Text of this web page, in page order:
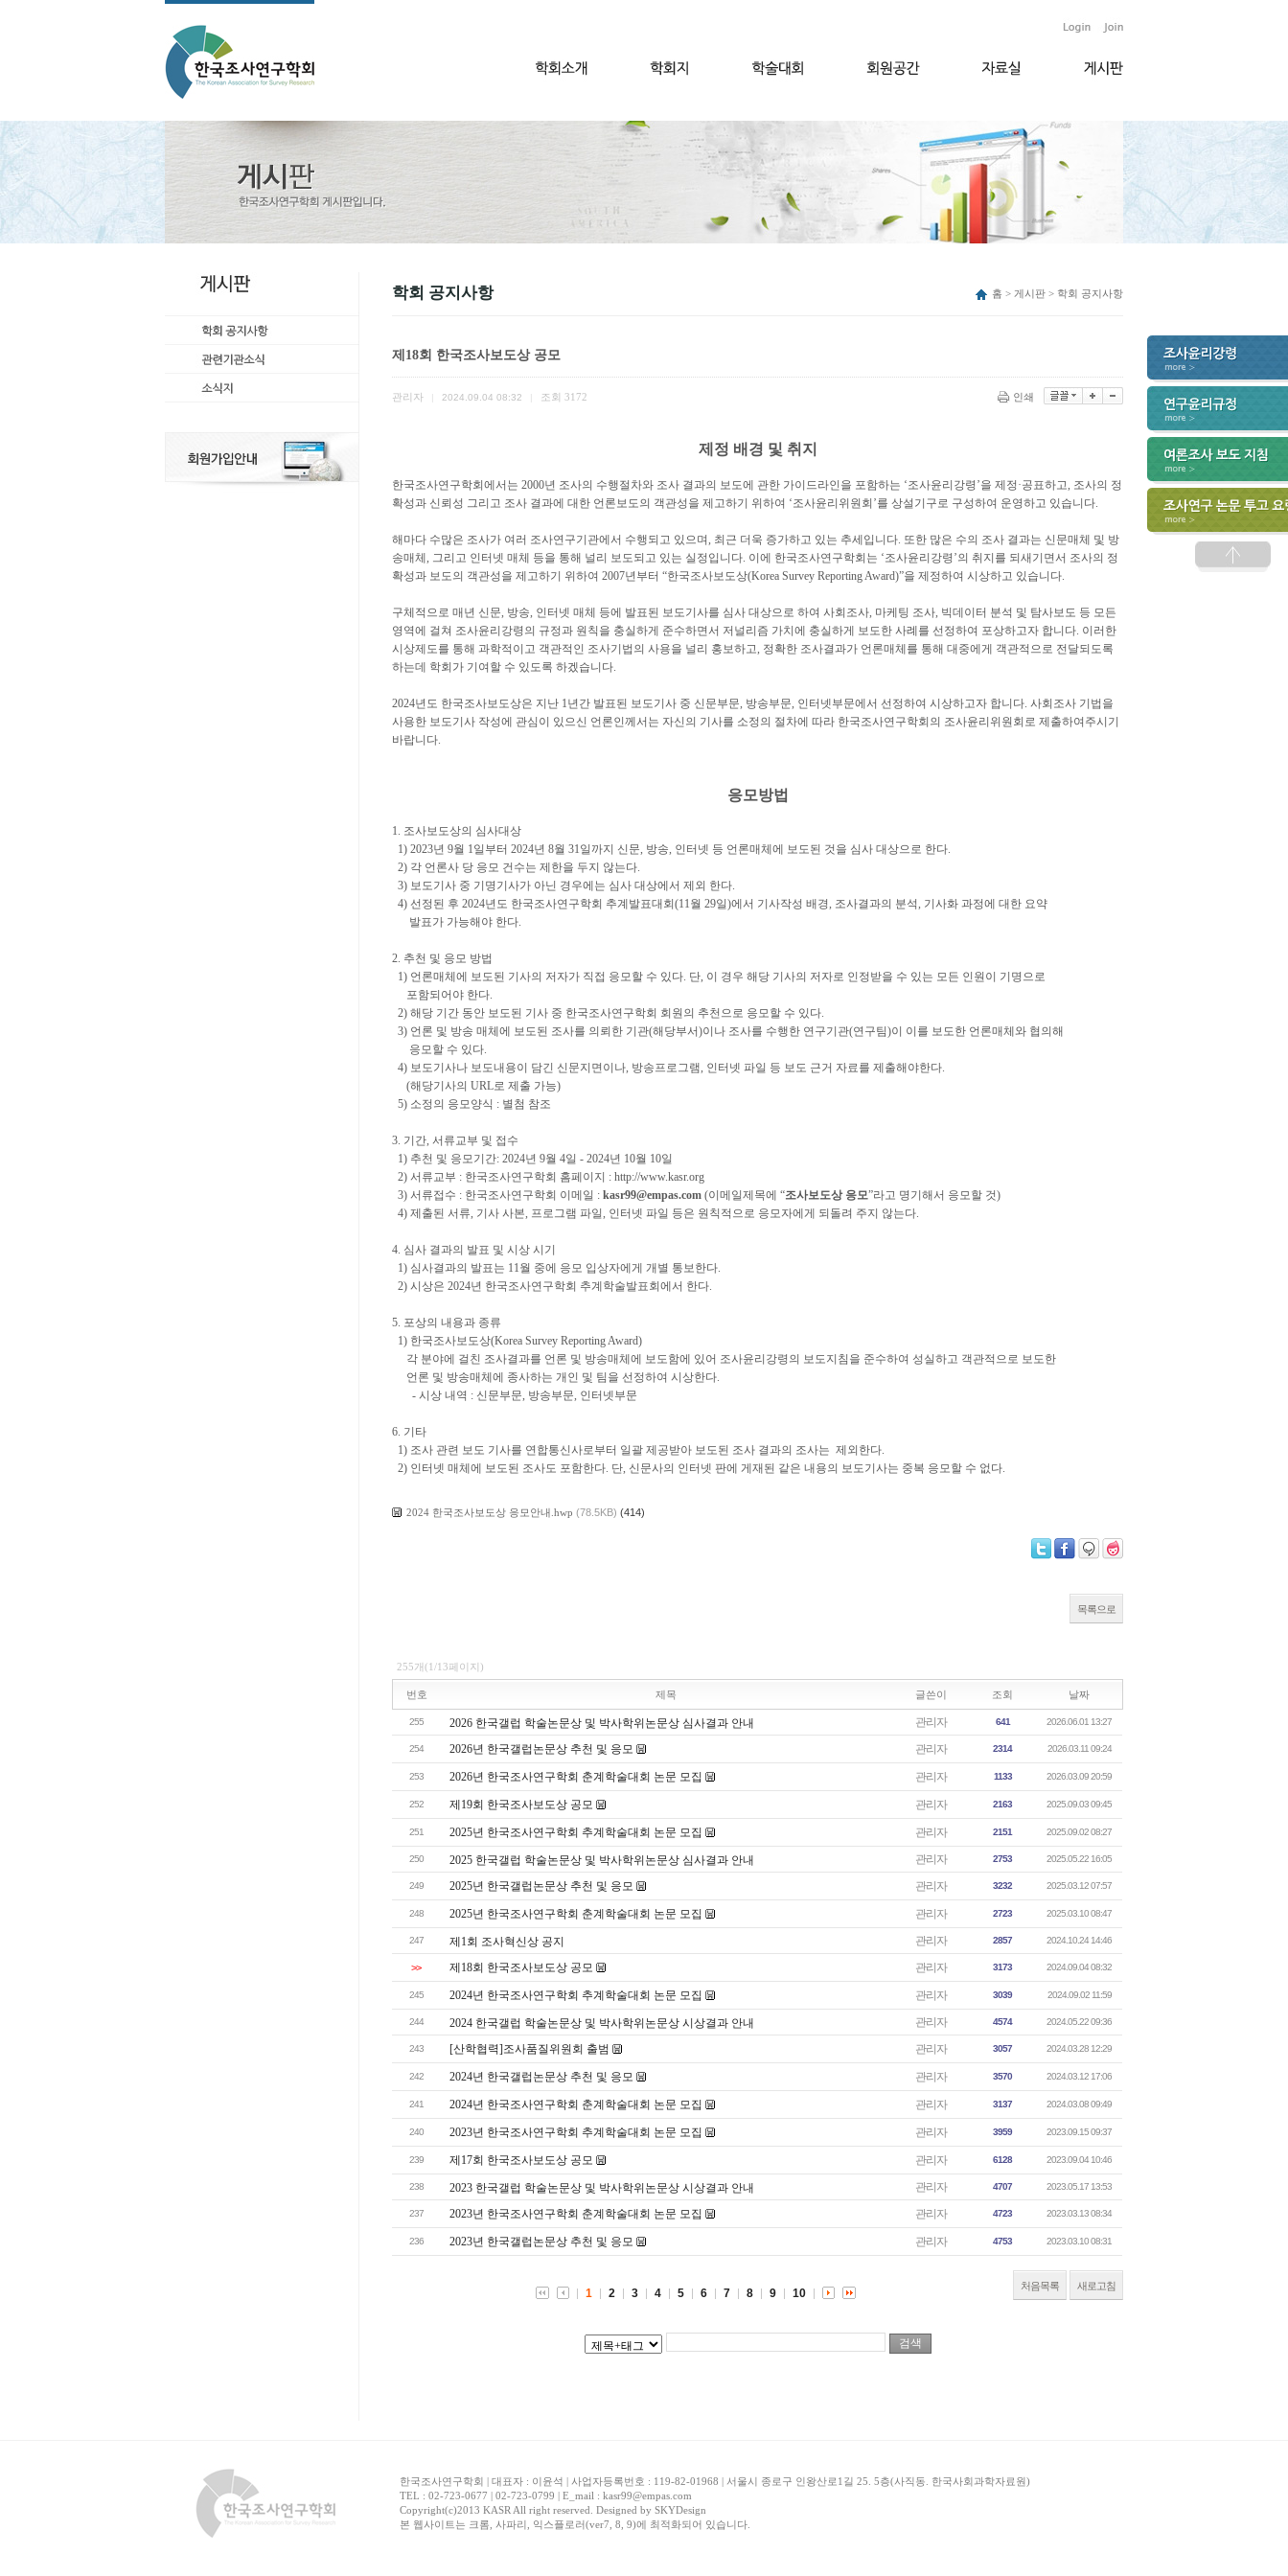
학회 공지사항 홈 > 게시판 > 학회 공지사항
제18회 한국조사보도상 공모
관리자 2024.09.04 08:32 조회 3172 인쇄
제정 배경 및 취지
한국조사연구학회에서는 2000년 조사의 수행절차와 조사 결과의 보도에 관한 가이드라인을 포함하는 ‘조사윤리강령’을 제정·공표하고, 조사의 정
확성과 신뢰성 그리고 조사 결과에 대한 언론보도의 객관성을 제고하기 위하여 ‘조사윤리위원회’를 상설기구로 구성하여 운영하고 있습니다.
해마다 수많은 조사가 여러 조사연구기관에서 수행되고 있으며, 최근 더욱 증가하고 있는 추세입니다. 또한 많은 수의 조사 결과는 신문매체 및 방
송매체, 그리고 인터넷 매체 등을 통해 널리 보도되고 있는 실정입니다. 이에 한국조사연구학회는 ‘조사윤리강령’의 취지를 되새기면서 조사의 정
확성과 보도의 객관성을 제고하기 위하여 2007년부터 “한국조사보도상(Korea Survey Reporting Award)”을 제정하여 시상하고 있습니다.
구체적으로 매년 신문, 방송, 인터넷 매체 등에 발표된 보도기사를 심사 대상으로 하여 사회조사, 마케팅 조사, 빅데이터 분석 및 탐사보도 등 모든
영역에 걸쳐 조사윤리강령의 규정과 원칙을 충실하게 준수하면서 저널리즘 가치에 충실하게 보도한 사례를 선정하여 포상하고자 합니다. 이러한
시상제도를 통해 과학적이고 객관적인 조사기법의 사용을 널리 홍보하고, 정확한 조사결과가 언론매체를 통해 대중에게 객관적으로 전달되도록
하는데 학회가 기여할 수 있도록 하겠습니다.
2024년도 한국조사보도상은 지난 1년간 발표된 보도기사 중 신문부문, 방송부문, 인터넷부문에서 선정하여 시상하고자 합니다. 사회조사 기법을
사용한 보도기사 작성에 관심이 있으신 언론인께서는 자신의 기사를 소정의 절차에 따라 한국조사연구학회의 조사윤리위원회로 제출하여주시기
바랍니다.
응모방법
1. 조사보도상의 심사대상
1) 2023년 9월 1일부터 2024년 8월 31일까지 신문, 방송, 인터넷 등 언론매체에 보도된 것을 심사 대상으로 한다.
2) 각 언론사 당 응모 건수는 제한을 두지 않는다.
3) 보도기사 중 기명기사가 아닌 경우에는 심사 대상에서 제외 한다.
4) 선정된 후 2024년도 한국조사연구학회 추계발표대회(11월 29일)에서 기사작성 배경, 조사결과의 분석, 기사화 과정에 대한 요약
발표가 가능해야 한다.
2. 추천 및 응모 방법
1) 언론매체에 보도된 기사의 저자가 직접 응모할 수 있다. 단, 이 경우 해당 기사의 저자로 인정받을 수 있는 모든 인원이 기명으로
포함되어야 한다.
2) 해당 기간 동안 보도된 기사 중 한국조사연구학회 회원의 추천으로 응모할 수 있다.
3) 언론 및 방송 매체에 보도된 조사를 의뢰한 기관(해당부서)이나 조사를 수행한 연구기관(연구팀)이 이를 보도한 언론매체와 협의해
응모할 수 있다.
4) 보도기사나 보도내용이 담긴 신문지면이나, 방송프로그램, 인터넷 파일 등 보도 근거 자료를 제출해야한다.
(해당기사의 URL로 제출 가능)
5) 소정의 응모양식 : 별첨 참조
3. 기간, 서류교부 및 접수
1) 추천 및 응모기간: 2024년 9월 4일 - 2024년 10월 10일
2) 서류교부 : 한국조사연구학회 홈페이지 : http://www.kasr.org
3) 서류접수 : 한국조사연구학회 이메일 : kasr99@empas.com (이메일제목에 “조사보도상 응모”라고 명기해서 응모할 것)
4) 제출된 서류, 기사 사본, 프로그램 파일, 인터넷 파일 등은 원칙적으로 응모자에게 되돌려 주지 않는다.
4. 심사 결과의 발표 및 시상 시기
1) 심사결과의 발표는 11월 중에 응모 입상자에게 개별 통보한다.
2) 시상은 2024년 한국조사연구학회 추계학술발표회에서 한다.
5. 포상의 내용과 종류
1) 한국조사보도상(Korea Survey Reporting Award)
각 분야에 걸친 조사결과를 언론 및 방송매체에 보도함에 있어 조사윤리강령의 보도지침을 준수하여 성실하고 객관적으로 보도한
언론 및 방송매체에 종사하는 개인 및 팀을 선정하여 시상한다.
- 시상 내역 : 신문부문, 방송부문, 인터넷부문
6. 기타
1) 조사 관련 보도 기사를 연합통신사로부터 일괄 제공받아 보도된 조사 결과의 조사는 제외한다.
2) 인터넷 매체에 보도된 조사도 포함한다. 단, 신문사의 인터넷 판에 게재된 같은 내용의 보도기사는 중복 응모할 수 없다.
2024 한국조사보도상 응모안내.hwp (78.5KB) (414)
목록으로
255개(1/13페이지)
번호 제목 글쓴이 조회 날짜
255 2026 한국갤럽 학술논문상 및 박사학위논문상 심사결과 안내 관리자 641 2026.06.01 13:27
254 2026년 한국갤럽논문상 추천 및 응모 관리자 2314 2026.03.11 09:24
253 2026년 한국조사연구학회 춘계학술대회 논문 모집 관리자 1133 2026.03.09 20:59
252 제19회 한국조사보도상 공모 관리자 2163 2025.09.03 09:45
251 2025년 한국조사연구학회 추계학술대회 논문 모집 관리자 2151 2025.09.02 08:27
250 2025 한국갤럽 학술논문상 및 박사학위논문상 심사결과 안내 관리자 2753 2025.05.22 16:05
249 2025년 한국갤럽논문상 추천 및 응모 관리자 3232 2025.03.12 07:57
248 2025년 한국조사연구학회 춘계학술대회 논문 모집 관리자 2723 2025.03.10 08:47
247 제1회 조사혁신상 공지 관리자 2857 2024.10.24 14:46
>> 제18회 한국조사보도상 공모 관리자 3173 2024.09.04 08:32
245 2024년 한국조사연구학회 추계학술대회 논문 모집 관리자 3039 2024.09.02 11:59
244 2024 한국갤럽 학술논문상 및 박사학위논문상 시상결과 안내 관리자 4574 2024.05.22 09:36
243 [산학협력]조사품질위원회 출범 관리자 3057 2024.03.28 12:29
242 2024년 한국갤럽논문상 추천 및 응모 관리자 3570 2024.03.12 17:06
241 2024년 한국조사연구학회 춘계학술대회 논문 모집 관리자 3137 2024.03.08 09:49
240 2023년 한국조사연구학회 추계학술대회 논문 모집 관리자 3959 2023.09.15 09:37
239 제17회 한국조사보도상 공모 관리자 6128 2023.09.04 10:46
238 2023 한국갤럽 학술논문상 및 박사학위논문상 시상결과 안내 관리자 4707 2023.05.17 13:53
237 2023년 한국조사연구학회 춘계학술대회 논문 모집 관리자 4723 2023.03.13 08:34
236 2023년 한국갤럽논문상 추천 및 응모 관리자 4753 2023.03.10 08:31
처음목록 새로고침
1 2 3 4 5 6 7 8 9 10
한국조사연구학회 | 대표자 : 이윤석 | 사업자등록번호 : 119-82-01968 | 서울시 종로구 인왕산로1길 25. 5층(사직동. 한국사회과학자료원)
TEL : 02-723-0677 | 02-723-0799 | E_mail : kasr99@empas.com
Copyright(c)2013 KASR All right reserved. Designed by SKYDesign
본 웹사이트는 크롬, 사파리, 익스플로러(ver7, 8, 9)에 최적화되어 있습니다.